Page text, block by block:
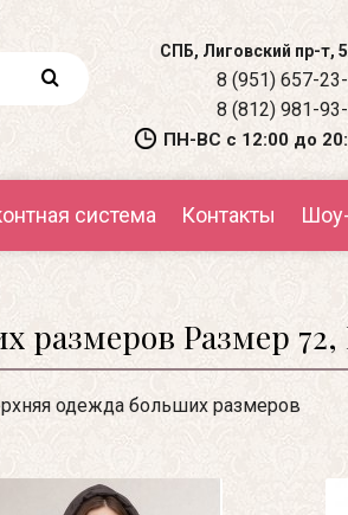
СПБ, Лиговский пр-т,
8 (951) 657-
8 (812) 981-
ПН-ВС с 12:00 до
система Контакты
размеров Размер
одежда больших размеров